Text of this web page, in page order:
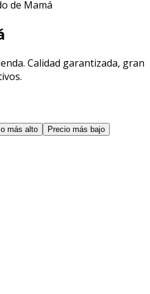
de Mamá
Calidad garantizada, gran
más alto
Precio más bajo